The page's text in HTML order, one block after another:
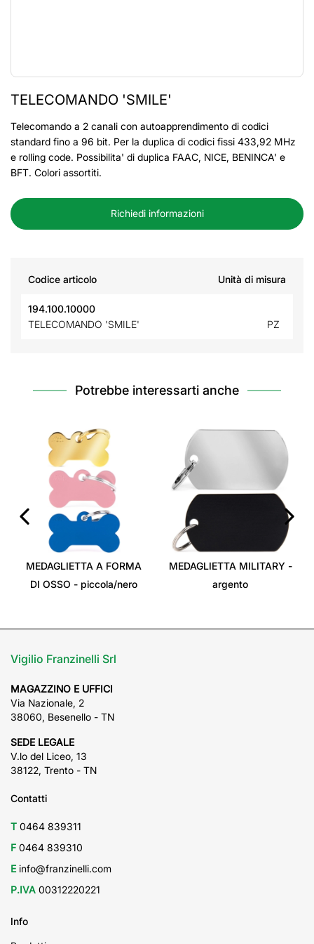
TELECOMANDO 'SMILE'
Telecomando a 2 canali con autoapprendimento di codici
standard fino a 96 bit. Per la duplica di codici fissi 433,92 MHz
e rolling code. Possibilita' di duplica FAAC, NICE, BENINCA' e
BFT. Colori assortiti.
Richiedi informazioni
Codice articolo Unità di misura
194.100.10000
TELECOMANDO 'SMILE'
PZ
Potrebbe interessarti anche
MEDAGLIETTA A FORMA
DI OSSO - piccola/nero
MEDAGLIETTA MILITARY -
argento
Vigilio Franzinelli Srl
MAGAZZINO E UFFICI
Via Nazionale, 2
38060, Besenello - TN
SEDE LEGALE
V.lo del Liceo, 13
38122, Trento - TN
Contatti
T 0464 839311
F 0464 839310
E info@franzinelli.com
P.IVA 00312220221
Info